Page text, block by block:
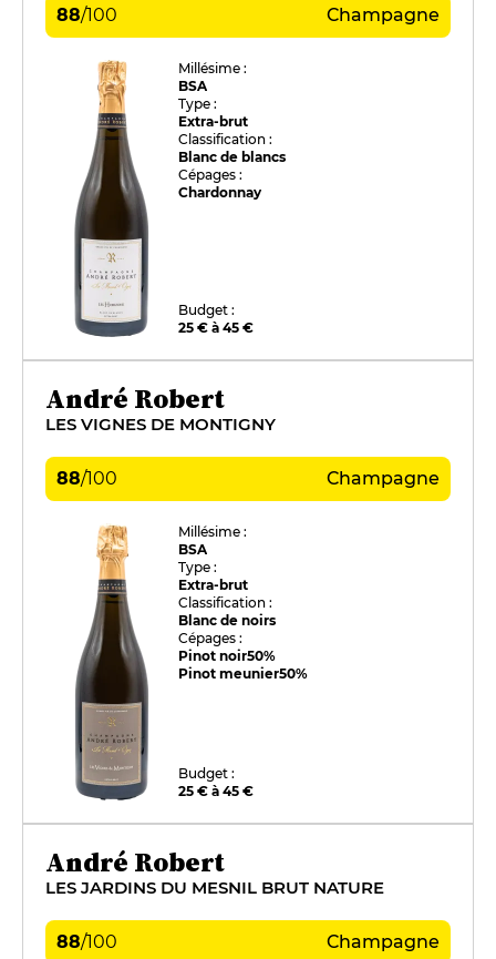
88/100 Champagne
Millésime :
BSA
Type :
Extra-brut
Classification :
Blanc de blancs
Cépages :
Chardonnay
Budget :
25 € à 45 €
André Robert
LES VIGNES DE MONTIGNY
88/100 Champagne
Millésime :
BSA
Type :
Extra-brut
Classification :
Blanc de noirs
Cépages :
Pinot noir50%
Pinot meunier50%
Budget :
25 € à 45 €
André Robert
LES JARDINS DU MESNIL BRUT NATURE
88/100 Champagne